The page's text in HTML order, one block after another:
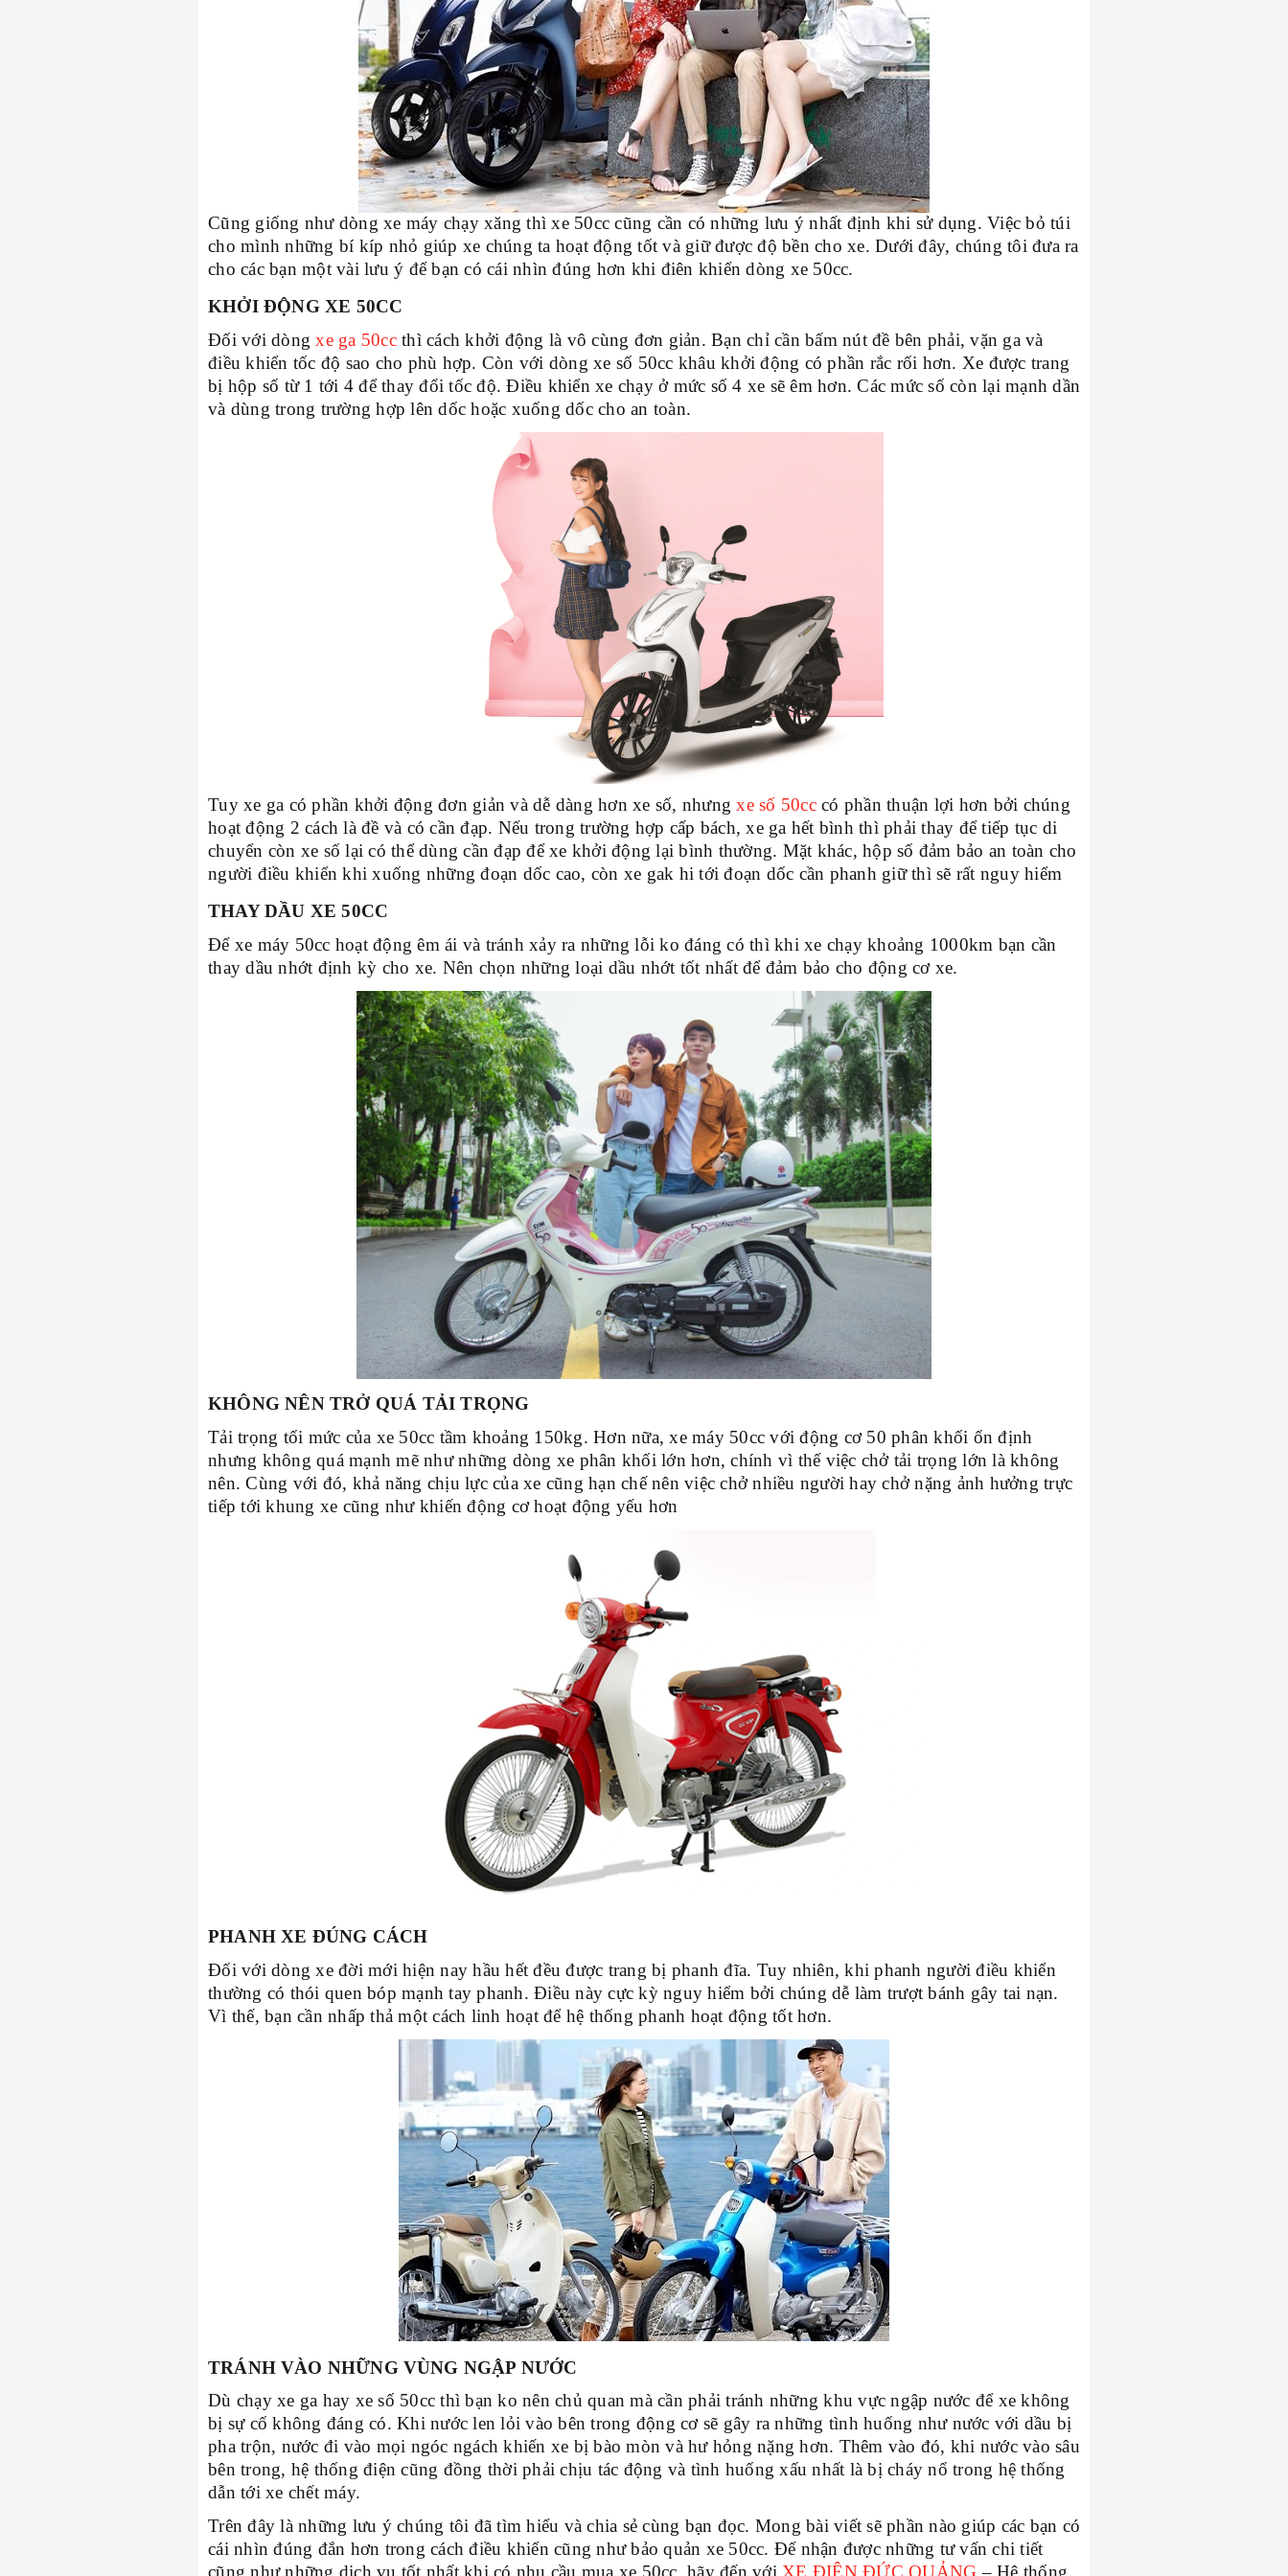
Cũng giống như dòng xe máy chạy xăng thì xe 50cc cũng cần có những lưu ý nhất định khi sử dụng. Việc bỏ túi
cho mình những bí kíp nhỏ giúp xe chúng ta hoạt động tốt và giữ được độ bền cho xe. Dưới đây, chúng tôi đưa ra
cho các bạn một vài lưu ý để bạn có cái nhìn đúng hơn khi điên khiển dòng xe 50cc.
KHỞI ĐỘNG XE 50CC
Đối với dòngxe ga 50ccthì cách khởi động là vô cùng đơn giản. Bạn chỉ cần bấm nút đề bên phải, vặn ga và
điều khiển tốc độ sao cho phù hợp. Còn với dòng xe số 50cc khâu khởi động có phần rắc rối hơn. Xe được trang
bị hộp số từ 1 tới 4 để thay đổi tốc độ. Điều khiển xe chạy ở mức số 4 xe sẽ êm hơn. Các mức số còn lại mạnh dần
và dùng trong trường hợp lên dốc hoặc xuống dốc cho an toàn.
Tuy xe ga có phần khởi động đơn giản và dễ dàng hơn xe số, nhưngxe số 50cccó phần thuận lợi hơn bởi chúng
hoạt động 2 cách là đề và có cần đạp. Nếu trong trường hợp cấp bách, xe ga hết bình thì phải thay để tiếp tục di
chuyển còn xe số lại có thể dùng cần đạp để xe khởi động lại bình thường. Mặt khác, hộp số đảm bảo an toàn cho
người điều khiển khi xuống những đoạn dốc cao, còn xe gak hi tới đoạn dốc cần phanh giữ thì sẽ rất nguy hiểm
THAY DẦU XE 50CC
Để xe máy 50cc hoạt động êm ái và tránh xảy ra những lỗi ko đáng có thì khi xe chạy khoảng 1000km bạn cần
thay dầu nhớt định kỳ cho xe. Nên chọn những loại dầu nhớt tốt nhất để đảm bảo cho động cơ xe.
KHÔNG NÊN TRỞ QUÁ TẢI TRỌNG
Tải trọng tối mức của xe 50cc tầm khoảng 150kg. Hơn nữa, xe máy 50cc với động cơ 50 phân khối ổn định
nhưng không quá mạnh mẽ như những dòng xe phân khối lớn hơn, chính vì thế việc chở tải trọng lớn là không
nên. Cùng với đó, khả năng chịu lực của xe cũng hạn chế nên việc chở nhiều người hay chở nặng ảnh hưởng trực
tiếp tới khung xe cũng như khiến động cơ hoạt động yếu hơn
PHANH XE ĐÚNG CÁCH
Đối với dòng xe đời mới hiện nay hầu hết đều được trang bị phanh đĩa. Tuy nhiên, khi phanh người điều khiển
thường có thói quen bóp mạnh tay phanh. Điều này cực kỳ nguy hiểm bởi chúng dễ làm trượt bánh gây tai nạn.
Vì thế, bạn cần nhấp thả một cách linh hoạt để hệ thống phanh hoạt động tốt hơn.
TRÁNH VÀO NHỮNG VÙNG NGẬP NƯỚC
Dù chạy xe ga hay xe số 50cc thì bạn ko nên chủ quan mà cần phải tránh những khu vực ngập nước để xe không
bị sự cố không đáng có. Khi nước len lỏi vào bên trong động cơ sẽ gây ra những tình huống như nước với dầu bị
pha trộn, nước đi vào mọi ngóc ngách khiến xe bị bào mòn và hư hỏng nặng hơn. Thêm vào đó, khi nước vào sâu
bên trong, hệ thống điện cũng đồng thời phải chịu tác động và tình huống xấu nhất là bị cháy nổ trong hệ thống
dẫn tới xe chết máy.
Trên đây là những lưu ý chúng tôi đã tìm hiểu và chia sẻ cùng bạn đọc. Mong bài viết sẽ phần nào giúp các bạn có
cái nhìn đúng đắn hơn trong cách điều khiển cũng như bảo quản xe 50cc. Để nhận được những tư vấn chi tiết
cũng như những dịch vụ tốt nhất khi có nhu cầu mua xe 50cc, hãy đến với XE ĐIỆN ĐỨC QUẢNG – Hệ thống